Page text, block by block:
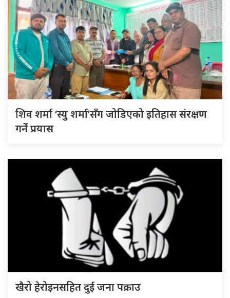
शिव शर्मा ‘स्यु शर्मा’सँग जोडिएको इतिहास संरक्षण
गर्ने प्रयास
खैरो हेरोइनसहित दुई जना पक्राउ